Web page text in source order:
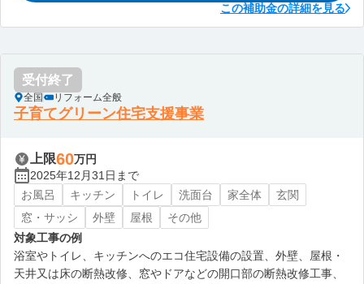
この補助金の詳細を見る
受付終了
全国 リフォーム全般
子育てグリーン住宅支援事業
上限60万円
2025年12月31日まで
お風呂
キッチン トイレ 洗面台 家全体
玄関
窓・サッシ
外壁 屋根
その他
対象工事の例
浴室やトイレ、キッチンへのエコ住宅設備の設置、外壁、屋根・
天井又は床の断熱改修、窓やドアなどの開口部の断熱改修工事、